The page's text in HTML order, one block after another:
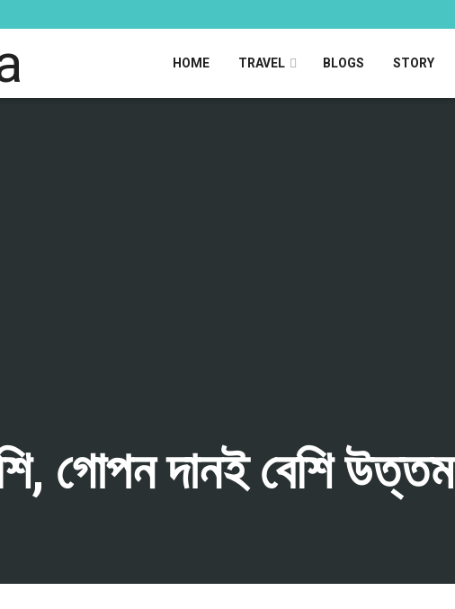
HOME TRAVEL BLOGS STORY
গোপন দানই বেশি উত্তম